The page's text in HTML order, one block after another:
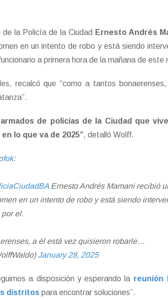
de la Policía de la Ciudad Ernesto Andrés
en un intento de robo y está siendo
a primera hora de la mañana de este
recalcó que “como a tantos
de policías de la Ciudad que
lo que va de 2025”, detalló Wolff.
:
Ernesto Andrés Mamani recibió
en un intento de robo y está siendo
el.
a él está vez quisieron robarle…
January 28, 2025
a disposición y esperando la reunión
distritospara encontrar soluciones”.